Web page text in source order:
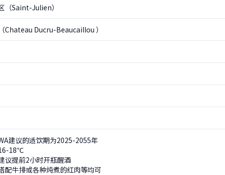
（Saint-Julien）
Chateau Ducru-Beaucaillou ）
建议的适饮期为2025-2055年
18℃
议提前2小时开瓶醒酒
配牛排或各种炖煮的红肉等均可